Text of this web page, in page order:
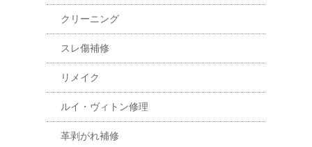
クリーニング
スレ傷補修
リメイク
ルイ・ヴィトン修理
革剥がれ補修